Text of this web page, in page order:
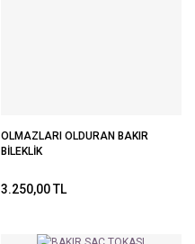
OLMAZLARI OLDURAN BAKIR
BİLEKLİK
3.250,00 TL